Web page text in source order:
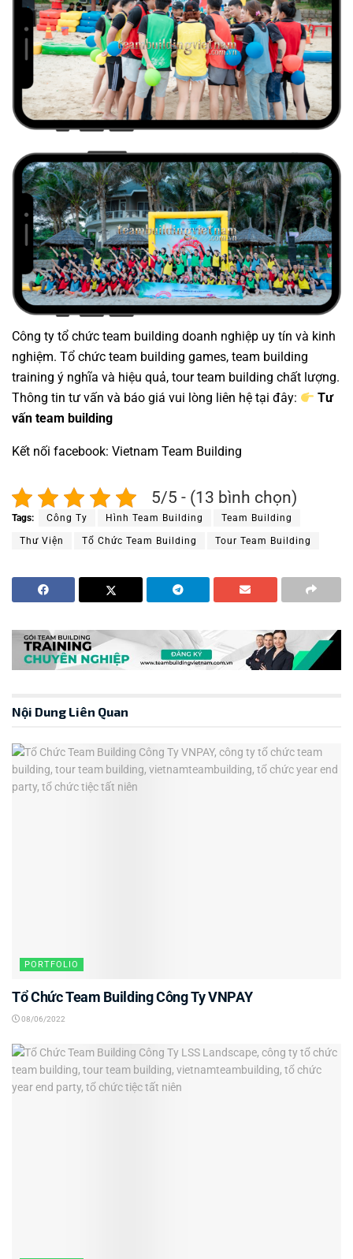
Công ty tổ chức team building doanh nghiệp uy tín và kinh
nghiệm. Tổ chức team building games, team building
training ý nghĩa và hiệu quả, tour team building chất lượng.
Thông tin tư vấn và báo giá vui lòng liên hệ tại đây:
Tư
vấn team building
Kết nối facebook: Vietnam Team Building
5/5 - (13 bình chọn)
Tags: Công Ty Hình Team Building Team Building
Thư Viện Tổ Chức Team Building Tour Team Building
Nội Dung Liên Quan
PORTFOLIO
Tổ Chức Team Building Công Ty VNPAY
08/06/2022